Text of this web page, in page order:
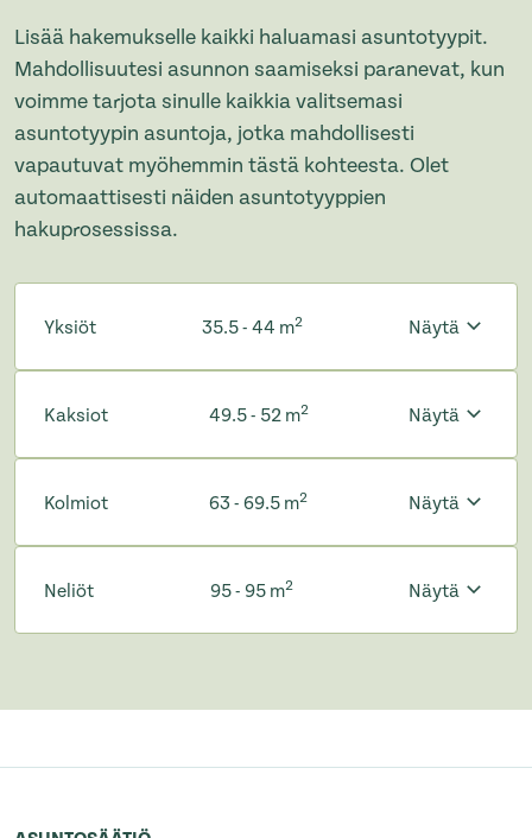
Lisää hakemukselle kaikki haluamasi asuntotyypit.
Mahdollisuutesi asunnon saamiseksi paranevat, kun
voimme tarjota sinulle kaikkia valitsemasi
asuntotyypin asuntoja, jotka mahdollisesti
vapautuvat myöhemmin tästä kohteesta. Olet
automaattisesti näiden asuntotyyppien
hakuprosessissa.
Yksiöt 35.5 - 44 m2 Näytä
Kaksiot 49.5 - 52 m2 Näytä
Kolmiot 63 - 69.5 m2 Näytä
Neliöt 95 - 95 m2 Näytä